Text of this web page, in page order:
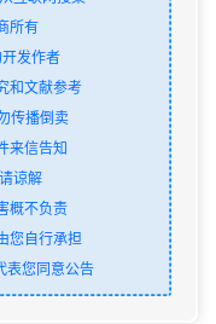
所有
发作者
和文献参考
传播倒卖
来信告知
谅解
概不负责
您自行承担
表您同意公告